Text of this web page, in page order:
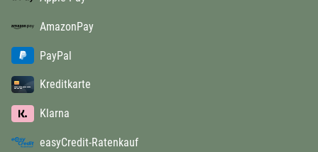
AmazonPay
PayPal
Kreditkarte
Klarna
easyCredit-Ratenkauf